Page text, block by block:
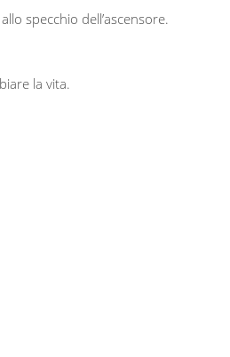
specchio dell’ascensore.
la vita.